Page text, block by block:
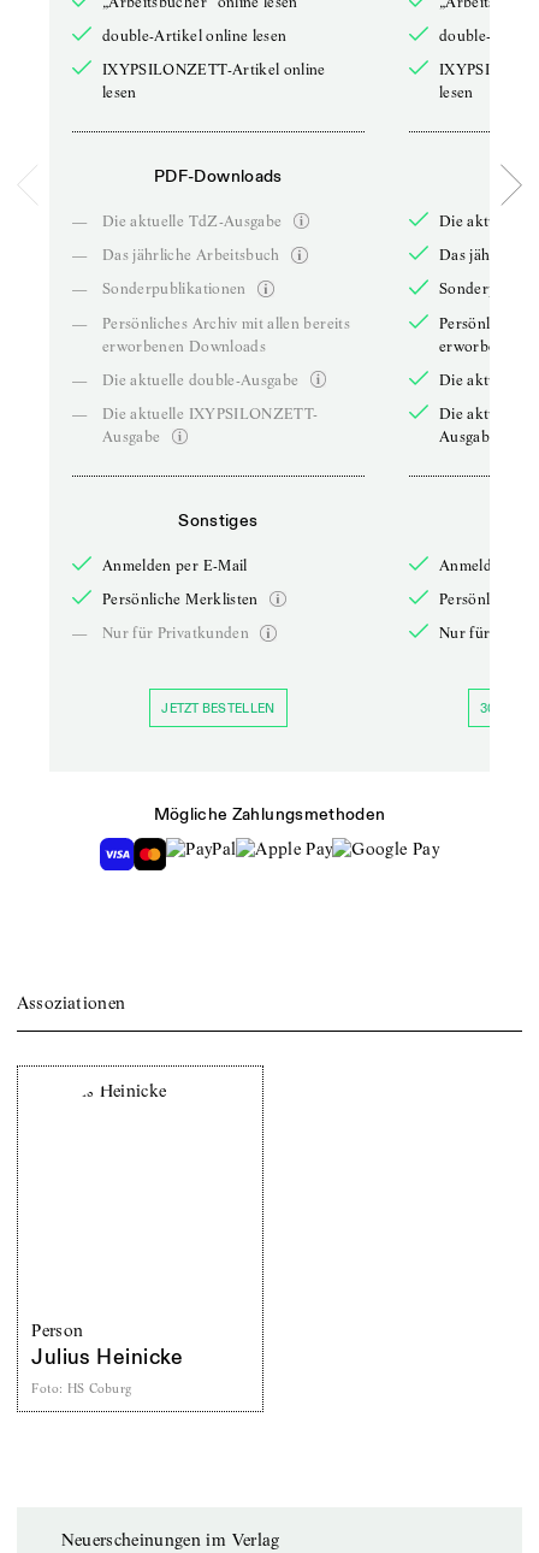
double-Artikel online lesen
IXYPSILONZETT-Artikel online
lesen
PDF-Downloads
—
Die aktuelle TdZ-Ausgabe
—
Das jährliche Arbeitsbuch
—
Sonderpublikationen
—
Persönliches Archiv mit allen bereits
erworbenen Downloads
—
Die aktuelle double-Ausgabe
—
Die aktuelle IXYPSILONZETT-
Ausgabe
Sonstiges
Anmelden per E-Mail
Persönliche Merklisten
—
Nur für Privatkunden
JETZT BESTELLEN
double-
lesen
Die aktuelle
Das jährliche
Persönliches
erworbenen
Die aktuelle
Die aktuelle
Ausgabe
Anmelden
Persönliche
Nur für
30 TAGE
Mögliche Zahlungsmethoden
Assoziationen
Person
Julius Heinicke
Foto: HS Coburg
Neuerscheinungen im Verlag